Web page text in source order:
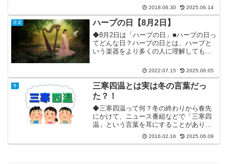
27日です。求婚広告が掲載された新聞
広告掲載を依...
2018.06.30 2025.06.14
音楽 ハープの日【8月2日】
◆8月2日は「ハープの日」■ハープの日っ
てどんな日？ハープの日とは、ハープと
いう楽器をより多くの人に理解してもら
いを込めて作られた記念日です。◆ハー
プとは？ハープとは、弦鳴楽器の一種
で、撥弦楽器(はつげん...
2022.07.15 2025.06.05
冬
三寒四温とは実は冬の言葉だっ
た？！
◆三寒四温って何？冬の終わりから春先
にかけて、ニュース番組などで「三寒四
温」という言葉を耳にすることがありま
すよね？三寒四温って何なのか？三寒四
温とは、「寒い日が3日続いた後、4日は
2016.02.16 2025.06.09